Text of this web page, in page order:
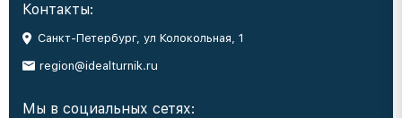
Контакты:
Санкт-Петербург, ул Колокольная, 1
region@idealturnik.ru
Мы в социальных сетях: